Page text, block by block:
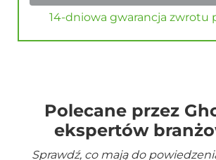
14-dniowa gwarancja zwrotu
Polecane przez
ekspertów
Sprawdź, co mają do